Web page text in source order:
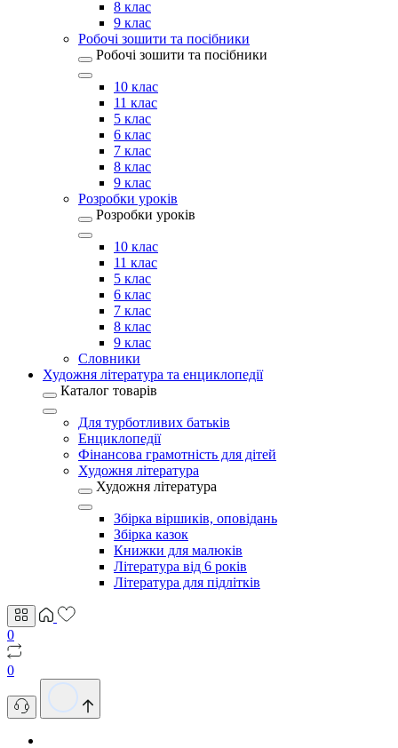
8 клас
9 клас
Робочі зошити та посібники
Робочі зошити та посібники
10 клас
11 клас
5 клас
6 клас
7 клас
8 клас
9 клас
Розробки уроків
Розробки уроків
10 клас
11 клас
5 клас
6 клас
7 клас
8 клас
9 клас
Словники
Художня література та енциклопедії
Каталог товарів
Для турботливих батьків
Енциклопедії
Фінансова грамотність для дітей
Художня література
Художня література
Збірка віршиків, оповідань
Збірка казок
Книжки для малюків
Література від 6 років
Література для підлітків
0
0